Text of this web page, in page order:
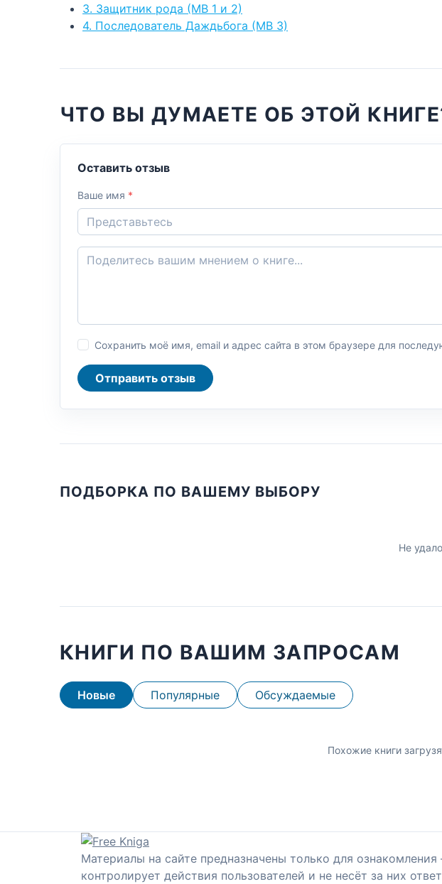
3. Защитник рода (МВ 1 и 2)
4. Последователь Даждьбога (МВ 3)
ЧТО ВЫ ДУМАЕТЕ ОБ ЭТОЙ
Оставить отзыв
Ваше имя *
Сохранить моё имя, email и адрес сайта в этом браузере для
Отправить отзыв
ПОДБОРКА ПО ВАШЕМУ ВЫБОРУ
Не
КНИГИ ПО ВАШИМ ЗАПРОСАМ
Новые Популярные Обсуждаемые
Похожие книги
Материалы на сайте предназначены только для
контролирует действия пользователей и не несёт за них